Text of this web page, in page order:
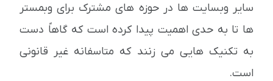
سایر وبسایت ها در حوزه های مشترک برای وبمستر
ها تا به حدی اهمیت پیدا کرده است که گاهاً دست
به تکنیک هایی می زنند که متاسفانه غیر قانونی
است.